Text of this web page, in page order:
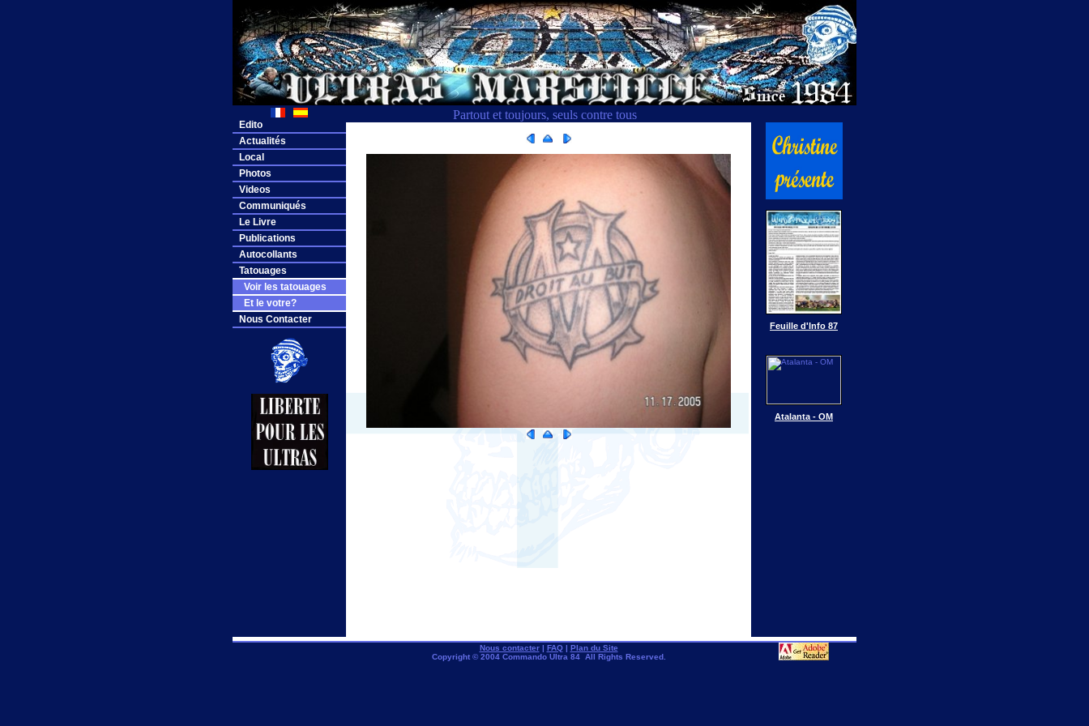
Partout et toujours, seuls contre tous
Edito
Actualités
Local
Photos
Videos
Communiqués
Le Livre
Publications
Autocollants
Tatouages
Voir les tatouages
Et le votre?
Nous Contacter
Feuille d'Info 87
Atalanta - OM
Nous contacter| FAQ| Plan du Site
Copyright © 2004 Commando Ultra 84 All Rights Reserved.